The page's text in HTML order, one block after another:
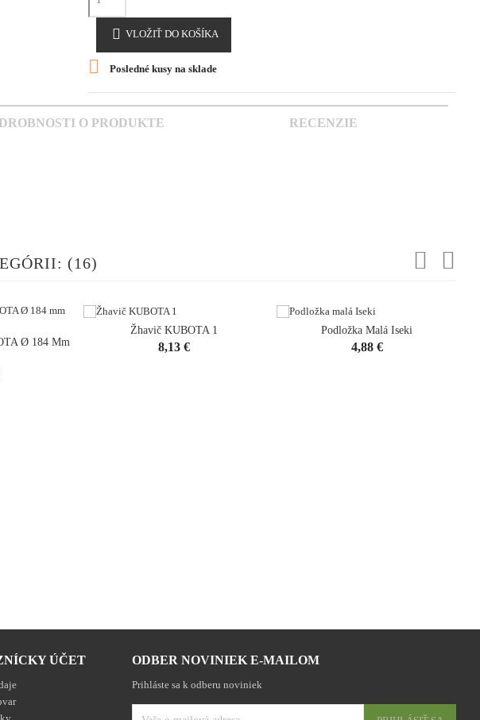
 VLOŽIŤ DO KOŠÍKA
 Posledné kusy na sklade
O PRODUKTE RECENZIE
(16)
Ø 184 Mm
Žhavič KUBOTA 1
Cena
8,13 €
Podložka Malá Iseki
Cena
4,88 €
ÚČET ODBER NOVINIEK E-MAILOM
Prihláste sa k odberu noviniek